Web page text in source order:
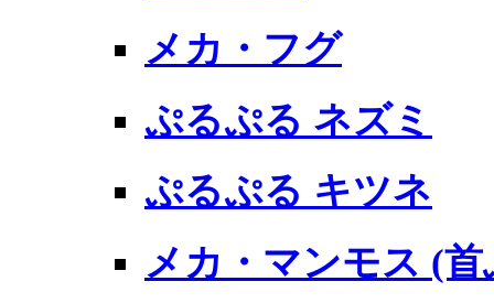
メカ・フグ
ぷるぷる ネズミ
ぷるぷる キツネ
メカ・マンモス (